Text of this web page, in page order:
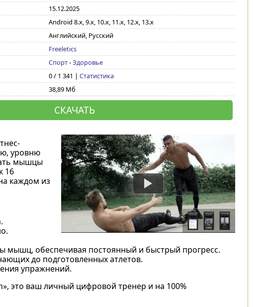
15.12.2025
Android 8.x, 9.x, 10.x, 11.x, 12.x, 13.x
Английский, Русский
Freeletics
Спорт-Здоровье
0 / 1 341 | Статистика
38,89 Мб
СКАЧАТЬ
уровню
мышцы
16
каждом из
мышц, обеспечивая постоянный и быстрый прогресс.
до подготовленных атлетов.
упражнений.
это ваш личный цифровой тренер и на 100%